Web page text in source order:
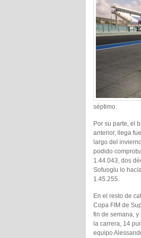
séptimo.
Por su parte, el
anterior, llega
largo del
podido
1.44.043, dos
Sofuoglu lo
1.45.255.
En el resto de
Copa FIM de
fin de semana,
la carrera, 14
equipo